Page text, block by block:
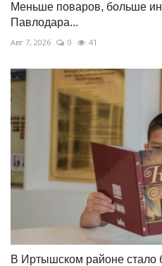
Меньше поваров, больше
Павлодара...
Авг 7, 2026 0 41
В Иртышском районе стало